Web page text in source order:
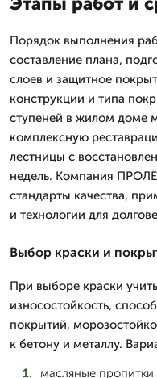
Порядок выполнения
составление плана,
слоев и защитное
конструкции и типа
ступеней в жилом доме
комплексную
лестницы с
недель. Компания
стандарты качества,
и технологии для
Выбор краски и
При выборе краски
износостойкость,
покрытий,
к бетону и металлу.
масляные пропитки